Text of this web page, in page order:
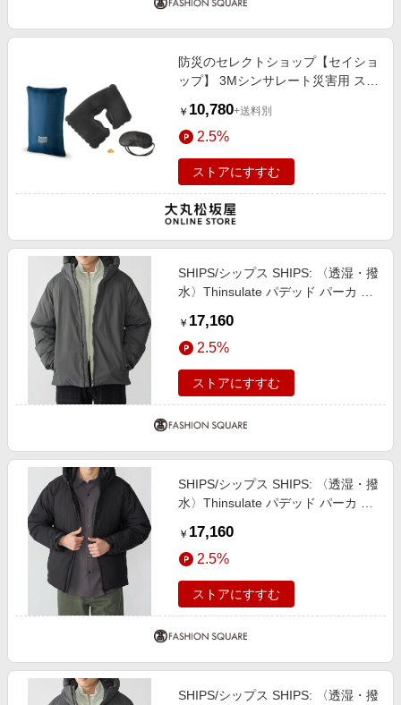
防災のセレクトショップ【セイショ
ップ】 3Mシンサレート災害用 スリ
￥ 10,780+送料別
2.5%
ストアにすすむ
SHIPS/シップス SHIPS: 〈透湿・撥
水〉Thinsulate パデッド パーカ チ
￥ 17,160
2.5%
ストアにすすむ
SHIPS/シップス SHIPS: 〈透湿・撥
水〉Thinsulate パデッド パーカ ダ
￥ 17,160
2.5%
ストアにすすむ
SHIPS/シップス SHIPS: 〈透湿・撥